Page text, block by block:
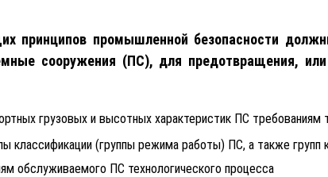
принципов промышленной безопасности
сооружения (ПС), для предотвращения,
грузовых и высотных характеристик ПС требованиям
классификации (группы режима работы) ПС, а также групп
обслуживаемого ПС технологического процесса